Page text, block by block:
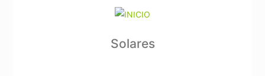
Solares